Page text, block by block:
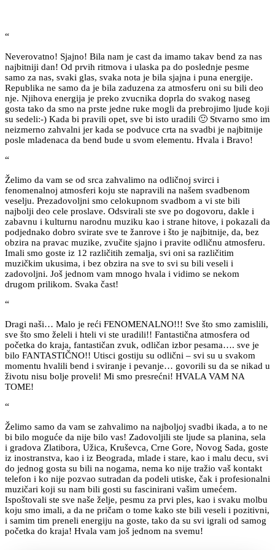
“
Neverovatno! Sjajno! Bila nam je cast da imamo takav bend za nas
najbitniji dan! Od prvih ritmova i ulaska pa do poslednje pesme
samo za nas, svaki glas, svaka nota je bila sjajna i puna energije.
Republika ne samo da je bila zaduzena za atmosferu oni su bili deo
nje. Njihova energija je preko zvucnika doprla do svakog naseg
gosta tako da smo na prste jedne ruke mogli da prebrojimo ljude koji
su sedeli:-) Kada bi pravili opet, sve bi isto uradili 🙂 Stvarno smo im
neizmerno zahvalni jer kada se podvuce crta na svadbi je najbitnije
posle mladenaca da bend bude u svom elementu. Hvala i Bravo!
“
Želimo da vam se od srca zahvalimo na odličnoj svirci i
fenomenalnoj atmosferi koju ste napravili na našem svadbenom
veselju. Prezadovoljni smo celokupnom svadbom a vi ste bili
najbolji deo cele proslave. Odsvirali ste sve po dogovoru, dakle i
zabavnu i kulturnu narodnu muziku kao i strane hitove, i pokazali da
podjednako dobro svirate sve te žanrove i što je najbitnije, da, bez
obzira na pravac muzike, zvučite sjajno i pravite odličnu atmosferu.
Imali smo goste iz 12 različitih zemalja, svi oni sa različitim
muzičkim ukusima, i bez obzira na sve to svi su bili veseli i
zadovoljni. Još jednom vam mnogo hvala i vidimo se nekom
drugom prilikom. Svaka čast!
“
Dragi naši… Malo je reći FENOMENALNO!!! Sve što smo zamislili,
sve što smo želeli i hteli vi ste uradili!! Fantastična atmosfera od
početka do kraja, fantastičan zvuk, odličan izbor pesama…. sve je
bilo FANTASTIČNO!! Utisci gostiju su odlični – svi su u svakom
momentu hvalili bend i sviranje i pevanje… govorili su da se nikad u
životu nisu bolje proveli! Mi smo presrećni! HVALA VAM NA
TOME!
“
Želimo samo da vam se zahvalimo na najboljoj svadbi ikada, a to ne
bi bilo moguće da nije bilo vas! Zadovoljili ste ljude sa planina, sela
i gradova Zlatibora, Užica, Kruševca, Crne Gore, Novog Sada, goste
iz inostranstva, kao i iz Beograda, mlade i stare, kao i malu decu, svi
do jednog gosta su bili na nogama, nema ko nije tražio vaš kontakt
telefon i ko nije pozvao sutradan da podeli utiske, čak i profesionalni
muzičari koji su nam bili gosti su fascinirani vašim umećem.
Ispoštovali ste sve naše želje, pesmu za prvi ples, kao i svaku molbu
koju smo imali, a da ne pričam o tome kako ste bili veseli i pozitivni,
i samim tim preneli energiju na goste, tako da su svi igrali od samog
početka do kraja! Hvala vam još jednom na svemu!